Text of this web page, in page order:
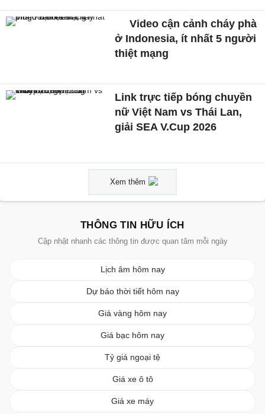
Video cận cảnh cháy phà
ở Indonesia, ít nhất 5 người
thiệt mạng
Link trực tiếp bóng chuyền
nữ Việt Nam vs Thái Lan,
giải SEA V.Cup 2026
Xem thêm
THÔNG TIN HỮU ÍCH
Cập nhật nhanh các thông tin được quan tâm mỗi ngày
Lịch âm hôm nay
Dự báo thời tiết hôm nay
Giá vàng hôm nay
Giá bạc hôm nay
Tỷ giá ngoại tệ
Giá xe ô tô
Giá xe máy